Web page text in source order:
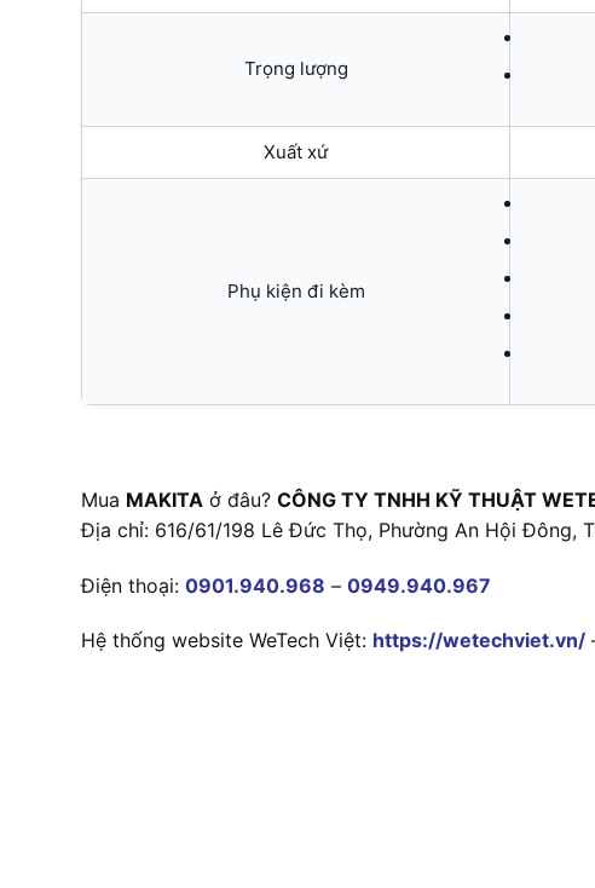
Trọng lượng
Xuất xứ
Phụ kiện đi kèm
Mua MAKITA ở đâu? CÔNG TY TNHH KỸ THUẬT
Địa chỉ: 616/61/198 Lê Đức Thọ, Phường An Hội Đông,
Điện thoại: 0901.940.968 – 0949.940.967
Hệ thống website WeTech Việt: https://wetechviet.vn/